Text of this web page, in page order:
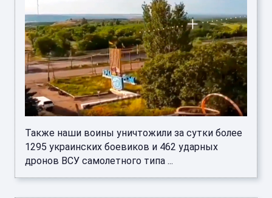
Также наши воины уничтожили за сутки более
1295 украинских боевиков и 462 ударных
дронов ВСУ самолетного типа ...